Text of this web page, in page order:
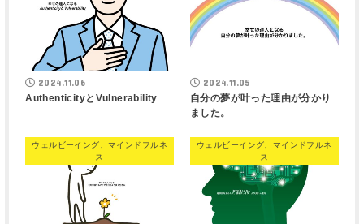
2024.11.06
AuthenticityとVulnerability
2024.11.05
自分の夢が叶った理由が分かり
ました。
ウェルビーイング、マインドフルネ
ス
ウェルビーイング、マインドフルネ
ス